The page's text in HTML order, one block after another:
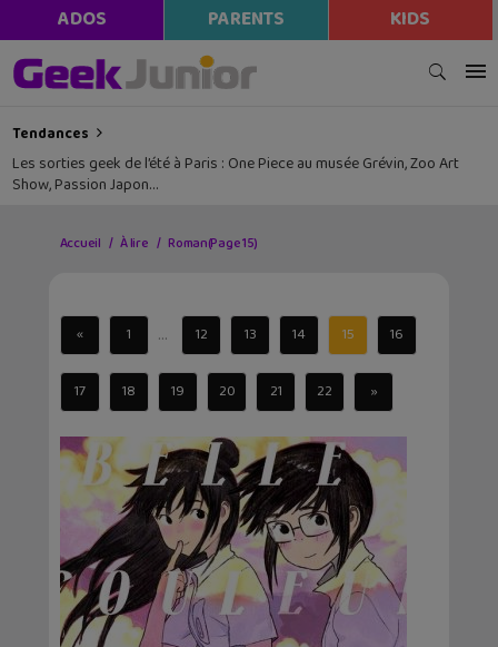
ADOS PARENTS KIDS
Tendances
Les sorties geek de l’été à Paris : One Piece au musée Grévin, Zoo Art
Show, Passion Japon…
Accueil À lire Roman(Page 15)
« 1 ... 12 13 14 15 16
17 18 19 20 21 22 »